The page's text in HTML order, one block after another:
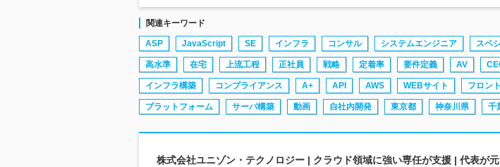
関連キーワード
ASP JavaScript SE インフラ コンサル システムエンジニア スペ
高水準 在宅 上流工程 正社員 戦略 定着率 要件定義 AV
インフラ構築 コンプライアンス A+ API AWS WEBサイト フロン
プラットフォーム サーバ構築 動画 自社内開発 東京都 神奈川県 千
株式会社ユニゾン・テクノロジー | クラウド領域に強い専任が支援 | 代表が